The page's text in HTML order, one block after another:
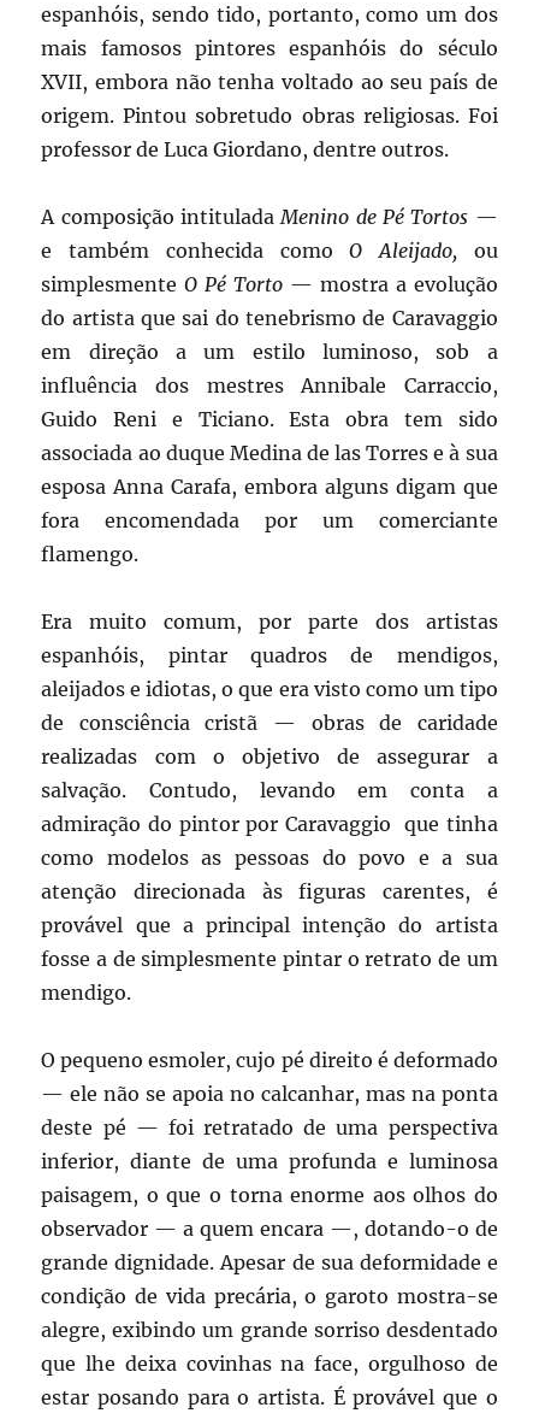
espanhóis, sendo tido, portanto, como um dos
mais famosos pintores espanhóis do século
XVII, embora não tenha voltado ao seu país de
origem. Pintou sobretudo obras religiosas. Foi
professor de Luca Giordano, dentre outros.
A composição intituladaMenino de Pé Tortos —
e também conhecida comoO Aleijado, ou
simplesmente O Pé Torto — mostra a evolução
do artista que sai do tenebrismo de Caravaggio
em direção a um estilo luminoso, sob a
influência dos mestres Annibale Carraccio,
Guido Reni e Ticiano. Esta obra tem sido
associada ao duque Medina de las Torres e à sua
esposa Anna Carafa, embora alguns digam que
fora encomendada por um comerciante
flamengo.
Era muito comum, por parte dos artistas
espanhóis, pintar quadros de mendigos,
aleijados e idiotas, o que era visto como um tipo
de consciência cristã — obras de caridade
realizadas com o objetivo de assegurar a
salvação. Contudo, levando em conta a
admiração do pintor por Caravaggio que tinha
como modelos as pessoas do povo e a sua
atenção direcionada às figuras carentes, é
provável que a principal intenção do artista
fosse a de simplesmente pintar o retrato de um
mendigo.
O pequeno esmoler, cujo pé direito é deformado
— ele não se apoia no calcanhar, mas na ponta
deste pé — foi retratado de uma perspectiva
inferior, diante de uma profunda e luminosa
paisagem, o que o torna enorme aos olhos do
observador — a quem encara —, dotando-o de
grande dignidade. Apesar de sua deformidade e
condição de vida precária, o garoto mostra-se
alegre, exibindo um grande sorriso desdentado
que lhe deixa covinhas na face, orgulhoso de
estar posando para o artista. É provável que o